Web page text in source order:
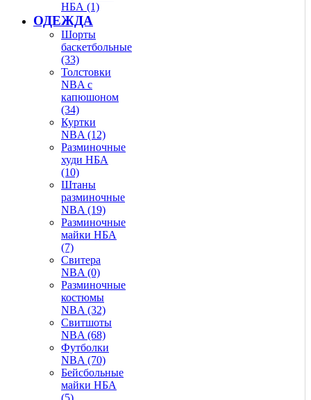
НБА (1)
ОДЕЖДА
Шорты
баскетбольные
(33)
Толстовки
NBA с
капюшоном
(34)
Куртки
NBA (12)
Разминочные
худи НБА
(10)
Штаны
разминочные
NBA (19)
Разминочные
майки НБА
(7)
Свитера
NBA (0)
Разминочные
костюмы
NBA (32)
Свитшоты
NBA (68)
Футболки
NBA (70)
Бейсбольные
майки НБА
(5)